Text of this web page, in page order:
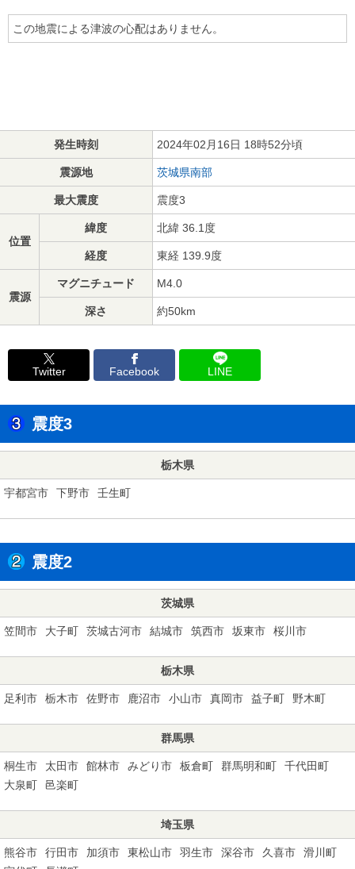
この地震による津波の心配はありません。
発生時刻 2024年02月16日 18時52分頃
震源地 茨城県南部
最大震度 震度3
位置
緯度 北緯 36.1度
経度 東経 139.9度
震源
マグニチュード M4.0
深さ 約50km
Twitter Facebook LINE
震度3
栃木県
宇都宮市 下野市 壬生町
震度2
茨城県
笠間市 大子町 茨城古河市 結城市 筑西市 坂東市 桜川市
栃木県
足利市 栃木市 佐野市 鹿沼市 小山市 真岡市 益子町 野木町
群馬県
桐生市 太田市 館林市 みどり市 板倉町 群馬明和町
千代田町
大泉町
邑楽町
埼玉県
熊谷市 行田市 加須市 東松山市 羽生市 深谷市 久喜市
滑川町